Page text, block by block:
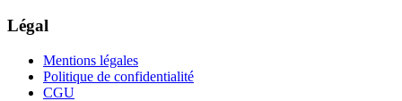
Légal
Mentions légales
Politique de confidentialité
CGU